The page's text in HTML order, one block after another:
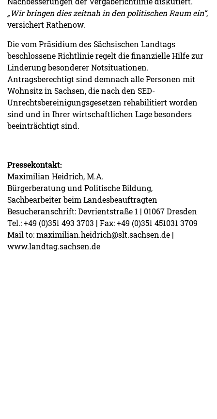
„Wir bringen dies zeitnah in den politischen Raum ein“,
versichert Rathenow.
Die vom Präsidium des Sächsischen Landtags
beschlossene Richtlinie regelt die finanzielle Hilfe zur
Linderung besonderer Notsituationen.
Antragsberechtigt sind demnach alle Personen mit
Wohnsitz in Sachsen, die nach den SED-
Unrechtsbereinigungsgesetzen rehabilitiert worden
sind und in Ihrer wirtschaftlichen Lage besonders
beeinträchtigt sind.
Pressekontakt:
Maximilian Heidrich, M.A.
Bürgerberatung und Politische Bildung,
Sachbearbeiter beim Landesbeauftragten
Besucheranschrift: Devrientstraße 1 | 01067 Dresden
Tel.: +49 (0)351 493 3703 | Fax: +49 (0)351 451031 3709
Mail to: maximilian.heidrich@slt.sachsen.de |
www.landtag.sachsen.de